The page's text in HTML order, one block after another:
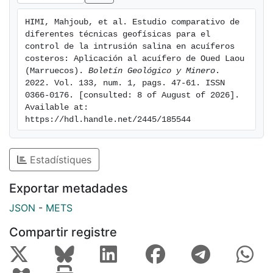
to assess the coherence and complementarity of each
method, as well as their corresponding advantages
and limitations in terms of resolution and cost-
effectiveness.
HIMI, Mahjoub, et al. Estudio comparativo de
diferentes técnicas geofísicas para el
control de la intrusión salina en acuíferos
costeros: Aplicación al acuífero de Oued Laou
(Marruecos). Boletín Geológico y Minero .
2022. Vol. 133, num. 1, pags. 47-61. ISSN
0366-0176. [consulted: 8 of August of 2026].
Available at:
https://hdl.handle.net/2445/185544
Estadístiques
Exportar metadades
JSON - METS
Compartir registre